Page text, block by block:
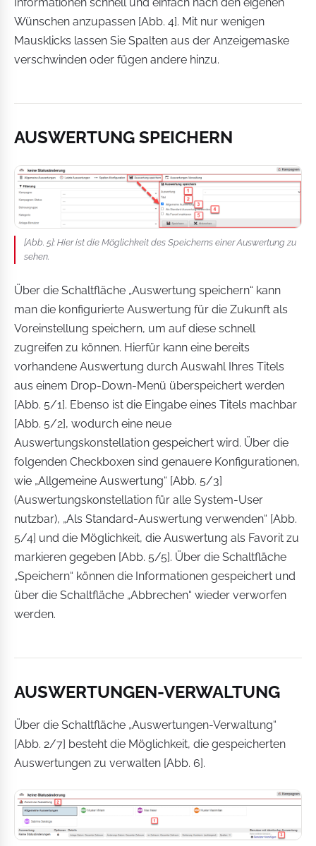
Informationen schnell und einfach nach den eigenen
Wünschen anzupassen [Abb. 4]. Mit nur wenigen
Mausklicks lassen Sie Spalten aus der Anzeigemaske
verschwinden oder fügen andere hinzu.
AUSWERTUNG SPEICHERN
[Abb. 5]: Hier ist die Möglichkeit des Speicherns einer Auswertung zu
sehen.
Über die Schaltfläche „Auswertung speichern“ kann
man die konfigurierte Auswertung für die Zukunft als
Voreinstellung speichern, um auf diese schnell
zugreifen zu können. Hierfür kann eine bereits
vorhandene Auswertung durch Auswahl Ihres Titels
aus einem Drop-Down-Menü überspeichert werden
[Abb. 5/1]. Ebenso ist die Eingabe eines Titels machbar
[Abb. 5/2], wodurch eine neue
Auswertungskonstellation gespeichert wird. Über die
folgenden Checkboxen sind genauere Konfigurationen,
wie „Allgemeine Auswertung“ [Abb. 5/3]
(Auswertungskonstellation für alle System-User
nutzbar), „Als Standard-Auswertung verwenden“ [Abb.
5/4] und die Möglichkeit, die Auswertung als Favorit zu
markieren gegeben [Abb. 5/5]. Über die Schaltfläche
„Speichern“ können die Informationen gespeichert und
über die Schaltfläche „Abbrechen“ wieder verworfen
werden.
AUSWERTUNGEN-VERWALTUNG
Über die Schaltfläche „Auswertungen-Verwaltung“
[Abb. 2/7] besteht die Möglichkeit, die gespeicherten
Auswertungen zu verwalten [Abb. 6].